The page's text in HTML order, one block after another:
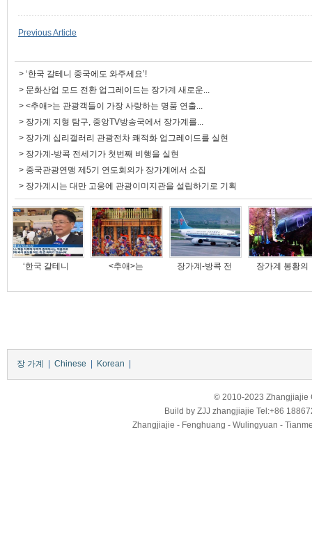
Previous Article
> ‘한국 갈테니 중국에도 와주세요’!
> 문화산업 모드 전환 업그레이드는 장가계 새로운...
> <추애>는 관광객들이 가장 사랑하는 명품 연출...
> 장가계 지형 탐구, 중앙TV방송국에서 장가계를...
> 장가계 십리갤러리 관광전차 쾌적화 업그레이드를 실현
> 장가계-방콕 전세기가 첫번째 비행을 실현
> 중국관광연맹 제5기 연도회의가 장가계에서 소집
> 장가계시는 대만 고웅에 관광이미지관을 설립하기로 기획
‘한국 갈테니 <추애>는 장가계-방콕 전 장가계 봉황의
장 가계 Chinese Korean
© 2010-2023 Zhangjiajie
Build by ZJJ zhangjiajie Tel:+86
Zhangjiajie - Fenghuang - Wulingyuan -